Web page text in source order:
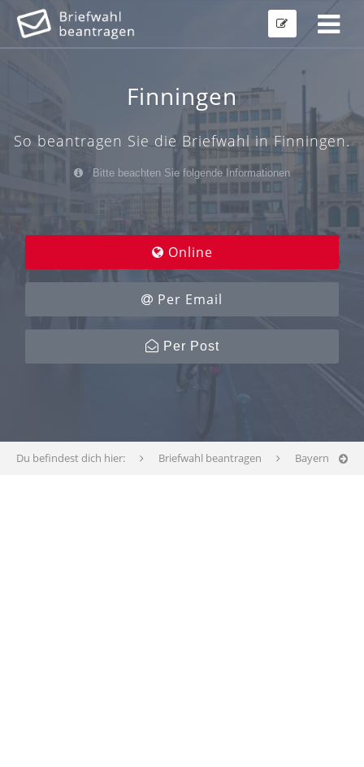
Finningen
So beantragen Sie die Briefwahl in Finningen.
Bitte beachten Sie folgende Informationen
Online
Per Email
Per Post
Du befindest dich hier: Briefwahl beantragen Bayern